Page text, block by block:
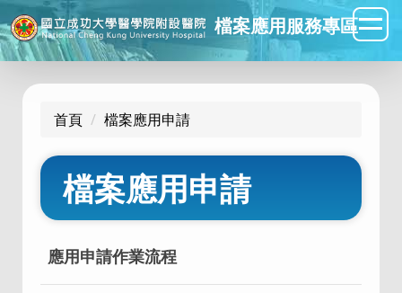
跳
到
主
檔案應用服務專區
首頁 檔案應用申請
檔案應用申請
應用申請作業流程